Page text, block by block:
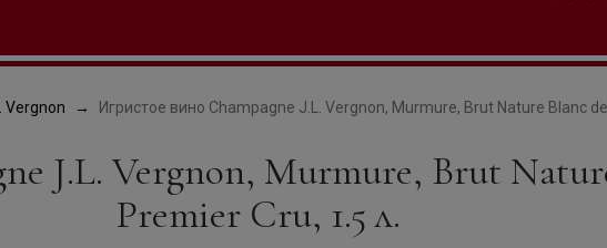
Vergnon Игристое вино Champagne J.L. Vergnon, Murmure, Brut Nature Blanc
J.L. Vergnon, Murmure, Brut
Premier Cru, 1.5 л.